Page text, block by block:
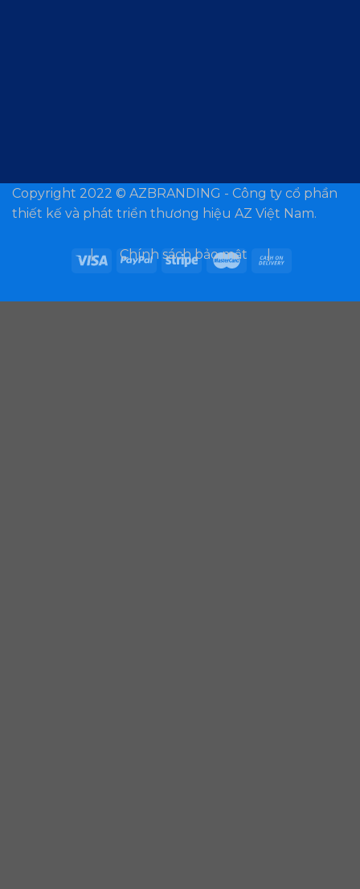
Copyright 2022 © AZBRANDING - Công ty cổ phần
thiết kế và phát triển thương hiệu AZ Việt Nam.
| Chính sách bảo mật |